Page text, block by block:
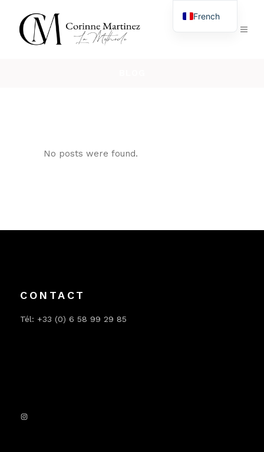
No posts were found.
CONTACT
Tél: +33 (0) 6 58 99 29 85
Instagram
French